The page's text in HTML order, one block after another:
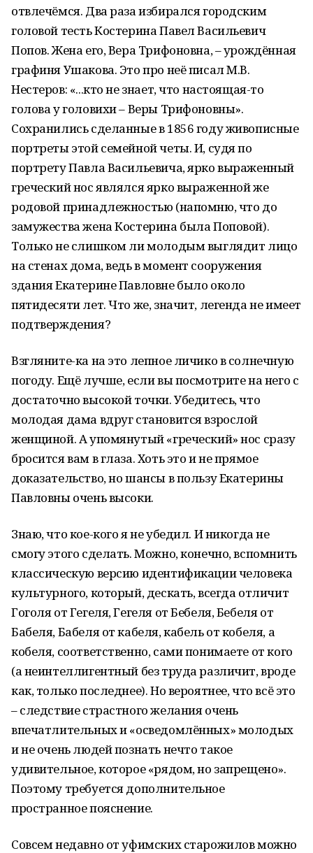
отвлечёмся. Два раза избирался городским
головой тесть Костерина Павел Васильевич
Попов. Жена его, Вера Трифоновна, – урождённая
графиня Ушакова. Это про неё писал М.В.
Нестеров: «...кто не знает, что настоящая-то
голова у головихи – Веры Трифоновны».
Сохранились сделанные в 1856 году живописные
портреты этой семейной четы. И, судя по
портрету Павла Васильевича, ярко выраженный
греческий нос являлся ярко выраженной же
родовой принадлежностью (напомню, что до
замужества жена Костерина была Поповой).
Только не слишком ли молодым выглядит лицо
на стенах дома, ведь в момент сооружения
здания Екатерине Павловне было около
пятидесяти лет. Что же, значит, легенда не имеет
подтверждения?
Взгляните-ка на это лепное личико в солнечную
погоду. Ещё лучше, если вы посмотрите на него с
достаточно высокой точки. Убедитесь, что
молодая дама вдруг становится взрослой
женщиной. А упомянутый «греческий» нос сразу
бросится вам в глаза. Хоть это и не прямое
доказательство, но шансы в пользу Екатерины
Павловны очень высоки.
Знаю, что кое-кого я не убедил. И никогда не
смогу этого сделать. Можно, конечно, вспомнить
классическую версию идентификации человека
культурного, который, дескать, всегда отличит
Гоголя от Гегеля, Гегеля от Бебеля, Бебеля от
Бабеля, Бабеля от кабеля, кабель от кобеля, а
кобеля, соответственно, сами понимаете от кого
(а неинтеллигентный без труда различит, вроде
как, только последнее). Но вероятнее, что всё это
– следствие страстного желания очень
впечатлительных и «осведомлённых» молодых
и не очень людей познать нечто такое
удивительное, которое «рядом, но запрещено».
Поэтому требуется дополнительное
пространное пояснение.
Совсем недавно от уфимских старожилов можно